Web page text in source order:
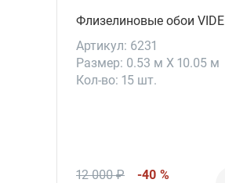
Флизелиновые обои VIDE
Артикул: 6231
Размер: 0.53 м X 10.05 м
Кол-во: 15 шт.
12 000 ₽ -40 %